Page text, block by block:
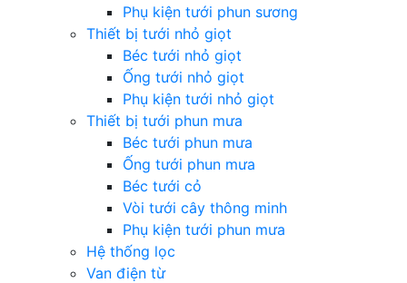
Phụ kiện tưới phun sương
Thiết bị tưới nhỏ giọt
Béc tưới nhỏ giọt
Ống tưới nhỏ giọt
Phụ kiện tưới nhỏ giọt
Thiết bị tưới phun mưa
Béc tưới phun mưa
Ống tưới phun mưa
Béc tưới cỏ
Vòi tưới cây thông minh
Phụ kiện tưới phun mưa
Hệ thống lọc
Van điện từ